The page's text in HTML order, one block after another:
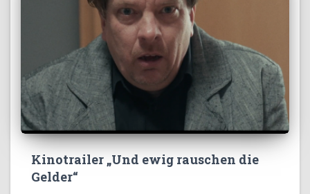
Kinotrailer „Und ewig rauschen die
Gelder“